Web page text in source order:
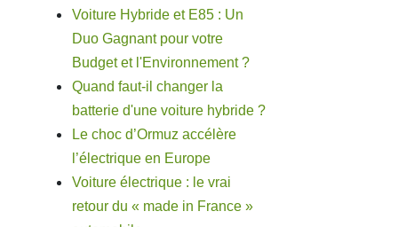
Voiture Hybride et E85 : Un
Duo Gagnant pour votre
Budget et l'Environnement ?
Quand faut-il changer la
batterie d'une voiture hybride ?
Le choc d’Ormuz accélère
l’électrique en Europe
Voiture électrique : le vrai
retour du « made in France »